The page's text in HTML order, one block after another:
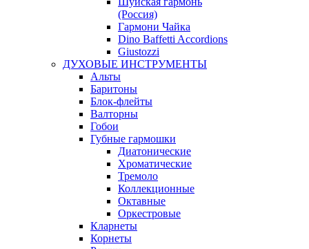
(Россия)
Гармони Чайка
Dino Baffetti Accordions
Giustozzi
ДУХОВЫЕ ИНСТРУМЕНТЫ
Альты
Баритоны
Блок-флейты
Валторны
Гобои
Губные гармошки
Диатонические
Хроматические
Тремоло
Коллекционные
Октавные
Оркестровые
Кларнеты
Корнеты